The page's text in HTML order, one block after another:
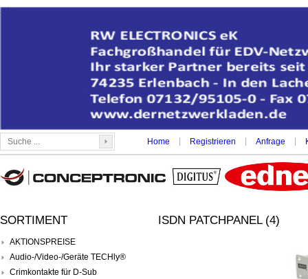
Home Registrieren Anfrage
SORTIMENT
AKTIONSPREISE
Audio-/Video-/Geräte TECHly®
Crimkontakte für D-Sub
ISDN PATCHPANEL (4)